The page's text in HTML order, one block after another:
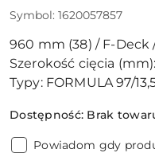
Symbol: 1620057857
960 mm (38) / F-Deck
Szerokość cięcia
Typy: FORMULA 97/
Dostępność: Brak
Powiadom gdy